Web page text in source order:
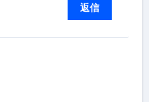
返信